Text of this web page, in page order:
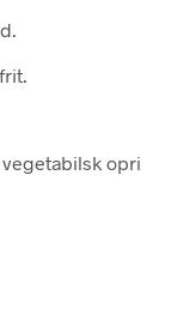
vegetabilsk opri